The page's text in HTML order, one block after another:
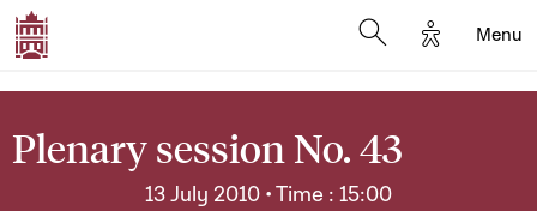
Options
Menu
Plenary session No. 43
13 July 2010 • Time : 15:00